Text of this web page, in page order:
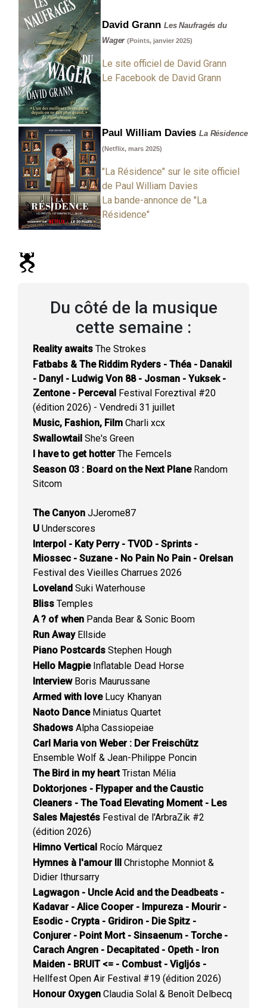
David Grann Les Naufragés du
Wager(Points, janvier 2025)
Le site officiel de David Grann
Le Facebook de David Grann
Paul William Davies La Résidence
(Netflix, mars 2025)
"La Résidence" sur le site officiel
de Paul William Davies
La bande-annonce de "La
Résidence"
Du côté de la musique
cette semaine :
Reality awaits The Strokes
Fatbabs & The Riddim Ryders - Théa - Danakil
- Danyl - Ludwig Von 88 - Josman - Yuksek -
Zentone - Perceval Festival Foreztival #20
(édition 2026) - Vendredi 31 juillet
Music, Fashion, Film Charli xcx
Swallowtail She's Green
I have to get hotterThe Femcels
Season 03 : Board on the Next PlaneRandom
Sitcom
The Canyon JJerome87
U Underscores
Interpol - Katy Perry - TVOD - Sprints -
Miossec - Suzane - No Pain No Pain - Orelsan
Festival des Vieilles Charrues 2026
Loveland Suki Waterhouse
Bliss Temples
A ? of when Panda Bear & Sonic Boom
Run AwayEllside
Piano Postcards Stephen Hough
Hello MagpieInflatable Dead Horse
InterviewBoris Maurussane
Armed with loveLucy Khanyan
Naoto DanceMiniatus Quartet
Shadows Alpha Cassiopeiae
Carl Maria von Weber : Der Freischütz
Ensemble Wolf & Jean-Philippe Poncin
The Bird in my heartTristan Mélia
Doktorjones - Flypaper and the Caustic
Cleaners - The Toad Elevating Moment - Les
Sales Majestés Festival de l'ArbraZik #2
(édition 2026)
Himno Vertical Rocío Márquez
Hymnes à l'amour III Christophe Monniot &
Didier Ithursarry
Lagwagon - Uncle Acid and the Deadbeats -
Kadavar - Alice Cooper - Impureza - Mourir -
Esodic - Crypta - Gridiron - Die Spitz -
Conjurer - Point Mort - Sinsaenum - Torche -
Carach Angren - Decapitated - Opeth - Iron
Maiden - BRUIT <= - Combust - Vigljós -
Hellfest Open Air Festival #19 (édition 2026)
Honour Oxygen Claudia Solal & Benoît Delbecq